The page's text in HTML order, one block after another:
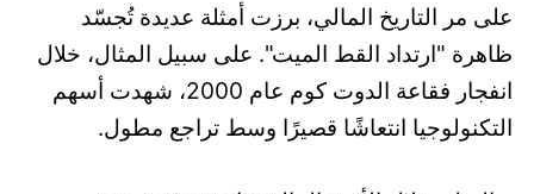
على مر التاريخ المالي، برزت أمثلة عديدة تُجسّد
ظاهرة "ارتداد القط الميت". على سبيل المثال، خلال
انفجار فقاعة الدوت كوم عام 2000، شهدت أسهم
التكنولوجيا انتعاشًا قصيرًا وسط تراجع مطول.